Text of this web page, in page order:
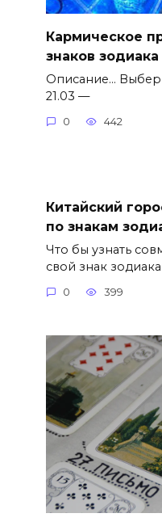
Кармическое
знаков зодиака
Описание…
21.03 —
0 442
Китайский
по знакам
Что бы узнать
свой знак зодиака
0 399